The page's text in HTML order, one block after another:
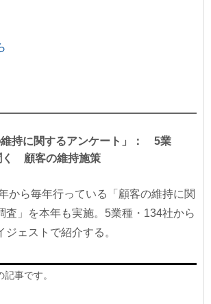
持に関するアンケート」： 5業
く 顧客の維持施策
から毎年行っている「顧客の維持に関
査」を本年も実施。5業種・134社から
ェストで紹介する。
事です。